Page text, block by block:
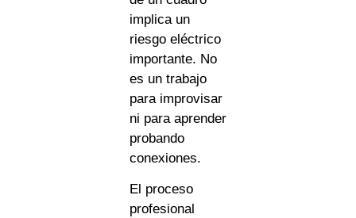
implica un
riesgo eléctrico
importante. No
es un trabajo
para improvisar
ni para aprender
probando
conexiones.
El proceso
profesional